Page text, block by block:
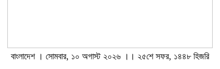
বাংলাদেশ । সোমবার, ১০ অগাস্ট ২০২৬ ।। ২৫শে সফর, ১৪৪৮ হিজরি